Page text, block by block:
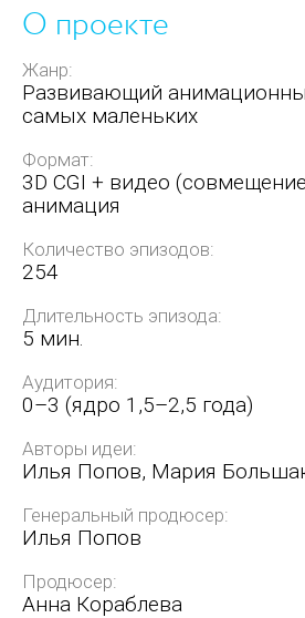
О проекте
Жанр:
Развивающий
самых маленьких
Формат:
3D CGI + видео
анимация
Количество эпизодов:
254
Длительность эпизода:
5 мин.
Аудитория:
0–3 (ядро 1,5–2,5 года)
Авторы идеи:
Илья Попов, Мария
Генеральный продюсер:
Илья Попов
Продюсер:
Анна Кораблева